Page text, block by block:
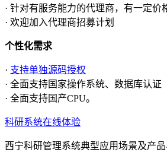
· 针对有服务能力的代理商，有一定价
· 欢迎加入代理商招募计划
个性化需求
· 支持单独源码授权
· 全面支持国家操作系统、数据库认证
· 全面支持国产CPU。
科研系统在线体验
西宁科研管理系统典型应用场景及产